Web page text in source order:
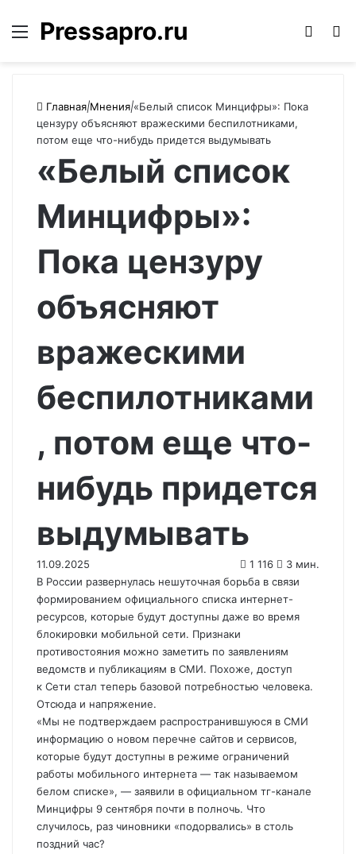
Меню
Pressapro.ru Войти
Главная|Мнения|«Белый список Минцифры»: Пока
цензуру объясняют вражескими беспилотниками,
потом еще что-нибудь придется выдумывать
«Белый список
Минцифры»:
Пока цензуру
объясняют
вражескими
беспилотниками
, потом еще что-
нибудь придется
выдумывать
11.09.2025 1 116
3 мин.
В России развернулась нешуточная борьба в связи
формированием официального списка интернет-
ресурсов, которые будут доступны даже во время
блокировки мобильной сети. Признаки
противостояния можно заметить по заявлениям
ведомств и публикациям в СМИ. Похоже, доступ
к Сети стал теперь базовой потребностью человека.
Отсюда и напряжение.
«Мы не подтверждаем распространившуюся в СМИ
информацию о новом перечне сайтов и сервисов,
которые будут доступны в режиме ограничений
работы мобильного интернета — так называемом
белом списке», — заявили в официальном тг-канале
Минцифры 9 сентября почти в полночь. Что
случилось, раз чиновники «подорвались» в столь
поздний час?